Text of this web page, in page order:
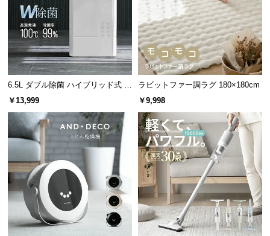
品・
キ
ャ
ン
セ
ル
に
つ
い
て
保
証
に
つ
い
て
6.5L ダブル除菌 ハイブリッド式 U
Vライト+ヒーター除菌機能付き
￥13,999
ラビットファー調ラグ 180×180cm
￥9,998